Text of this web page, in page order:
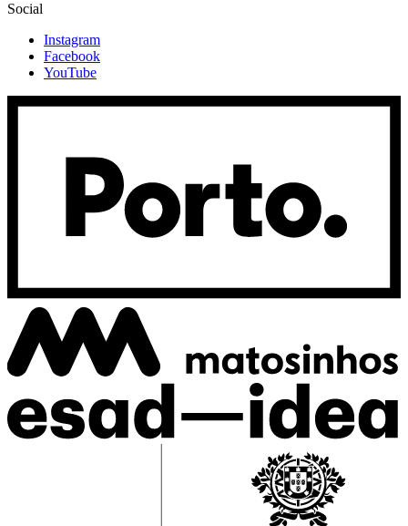
Social
Instagram
Facebook
YouTube